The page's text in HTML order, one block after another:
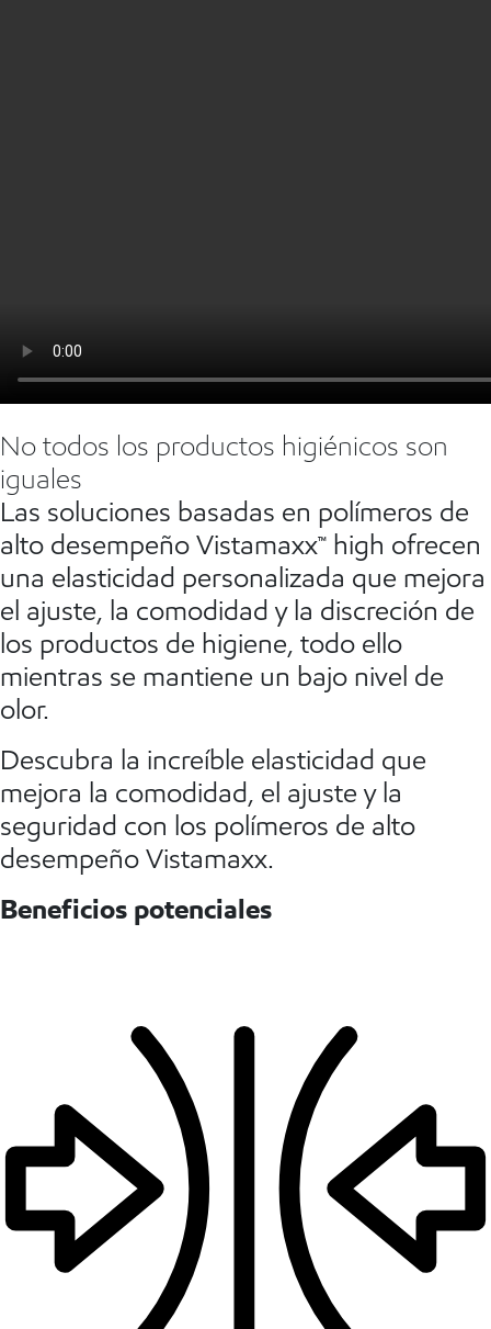
No todos los productos higiénicos son
iguales
Las soluciones basadas en polímeros de
alto desempeño Vistamaxx™ high ofrecen
una elasticidad personalizada que mejora
el ajuste, la comodidad y la discreción de
los productos de higiene, todo ello
mientras se mantiene un bajo nivel de
olor.
Descubra la increíble elasticidad que
mejora la comodidad, el ajuste y la
seguridad con los polímeros de alto
desempeño Vistamaxx.
Beneficios potenciales